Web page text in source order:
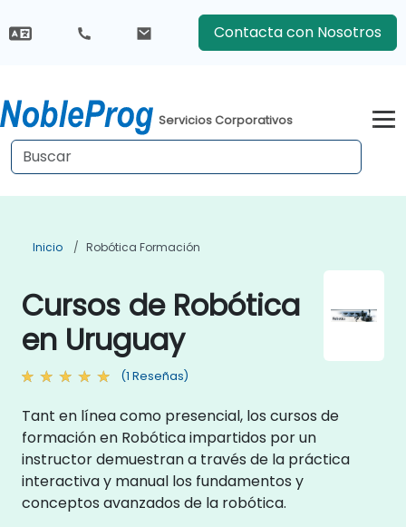
Contacta con Nosotros
Servicios Corporativos
Inicio Robótica Formación
Cursos de Robótica
en Uruguay
(1 Reseñas)
Tant en línea como presencial, los cursos de
formación en Robótica impartidos por un
instructor demuestran a través de la práctica
interactiva y manual los fundamentos y
conceptos avanzados de la robótica.